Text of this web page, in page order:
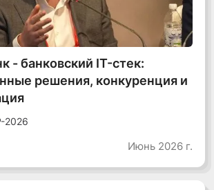
- банковский IT-стек:
решения, конкуренция и
2026
Июнь 2026 г.